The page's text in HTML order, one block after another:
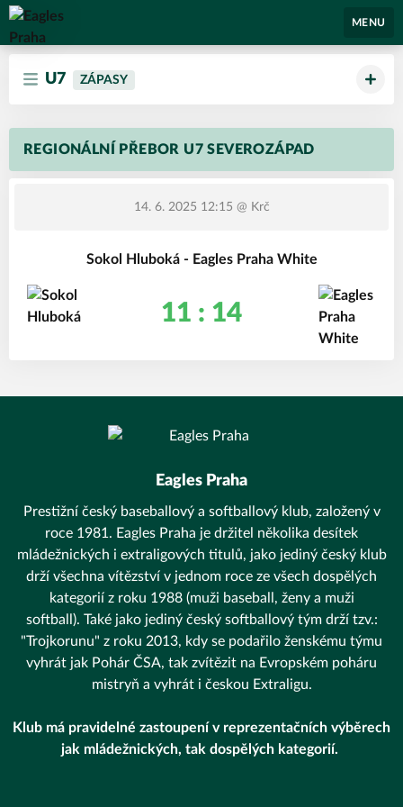
Eagles Praha
MENU
U7 ZÁPASY
REGIONÁLNÍ PŘEBOR U7 SEVEROZÁPAD
14. 6. 2025 12:15 @ Krč
Sokol Hluboká - Eagles Praha White
11 : 14
Eagles Praha
Prestižní český baseballový a softballový klub, založený v
roce 1981. Eagles Praha je držitel několika desítek
mládežnických i extraligových titulů, jako jediný český klub
drží všechna vítězství v jednom roce ze všech dospělých
kategorií z roku 1988 (muži baseball, ženy a muži
softball). Také jako jediný český softballový tým drží tzv.:
"Trojkorunu" z roku 2013, kdy se podařilo ženskému týmu
vyhrát jak Pohár ČSA, tak zvítězit na Evropském poháru
mistryň a vyhrát i českou Extraligu.
Klub má pravidelné zastoupení v reprezentačních výběrech
jak mládežnických, tak dospělých kategorií.